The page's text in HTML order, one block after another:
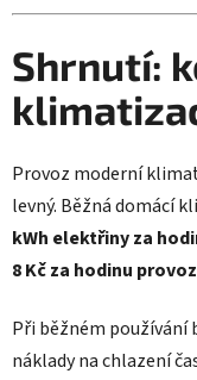
Shrnutí:
Provoz moderní
levný. Běžná domácí
kWh elektřiny za
8 Kč za hodinu
Při běžném používání
náklady na chlazení